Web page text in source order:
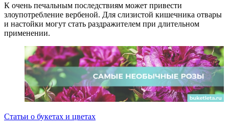
К очень печальным последствиям может привести
злоупотребление вербеной. Для слизистой кишечника отвары
и настойки могут стать раздражителем при длительном
применении.
Статьи о букетах и цветах